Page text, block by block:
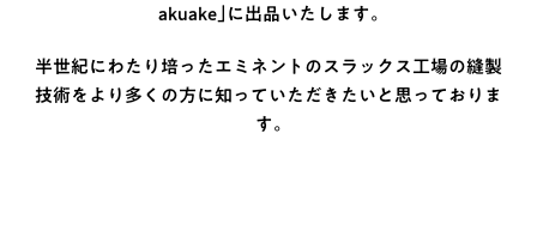
akuake」に出品いたします。
半世紀にわたり培ったエミネントのスラックス工場の縫製
技術をより多くの方に知っていただきたいと思っておりま
す。